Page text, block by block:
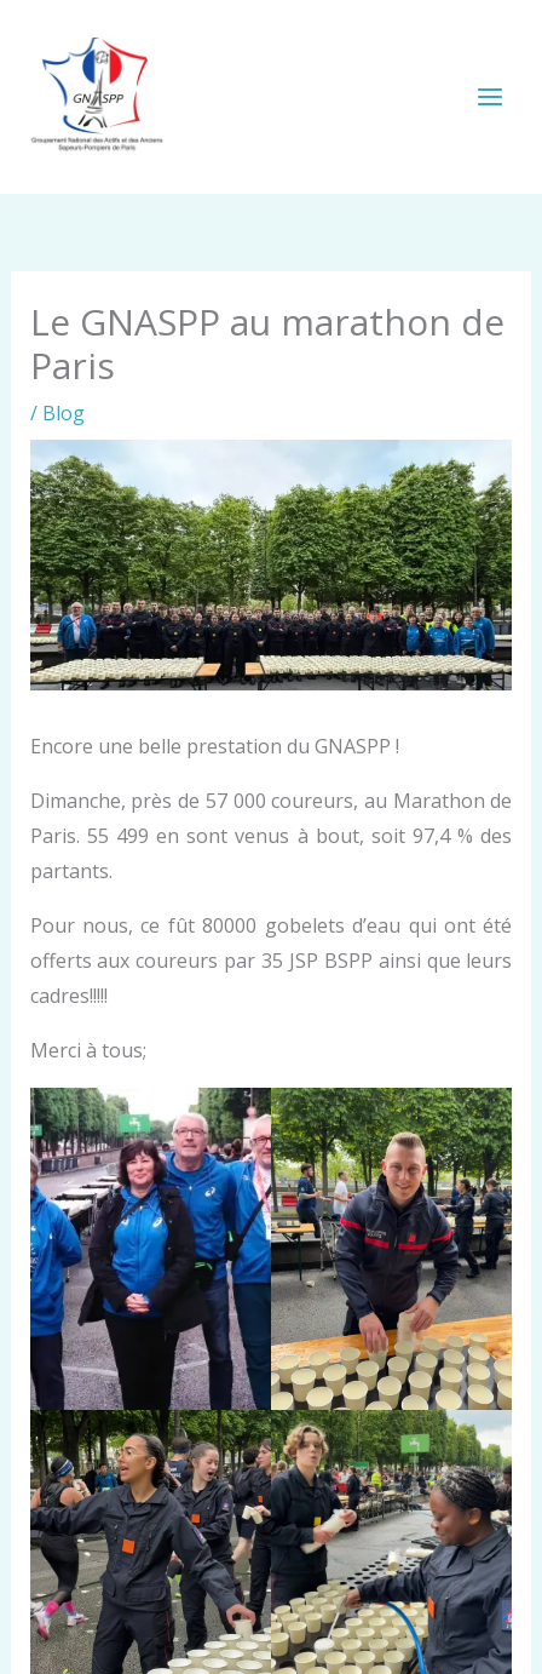
contenu
Le GNASPP au marathon de
Paris
/ Blog
Encore une belle prestation du GNASPP !
Dimanche, près de 57 000 coureurs, au Marathon de
Paris. 55 499 en sont venus à bout, soit 97,4 % des
partants.
Pour nous, ce fût 80000 gobelets d’eau qui ont été
offerts aux coureurs par 35 JSP BSPP ainsi que leurs
cadres!!!!!
Merci à tous;